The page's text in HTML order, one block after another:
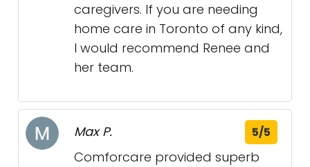
caregivers. If you are needing
home care in Toronto of any kind,
I would recommend Renee and
her team.
Max P. 5/5
Comforcare provided superb